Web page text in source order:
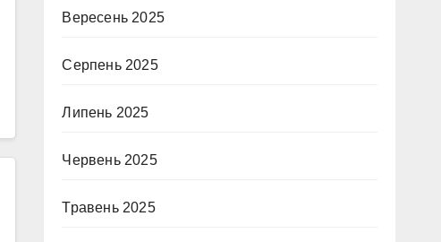
Вересень 2025
Серпень 2025
Липень 2025
Червень 2025
Травень 2025